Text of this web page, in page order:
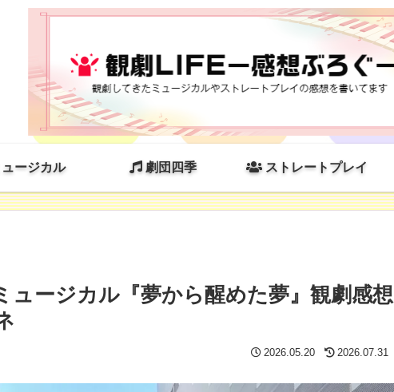
ュージカル 劇団四季 ストレートプレイ
ュージカル『夢から醒めた夢』観劇感想
2026.05.20 2026.07.31